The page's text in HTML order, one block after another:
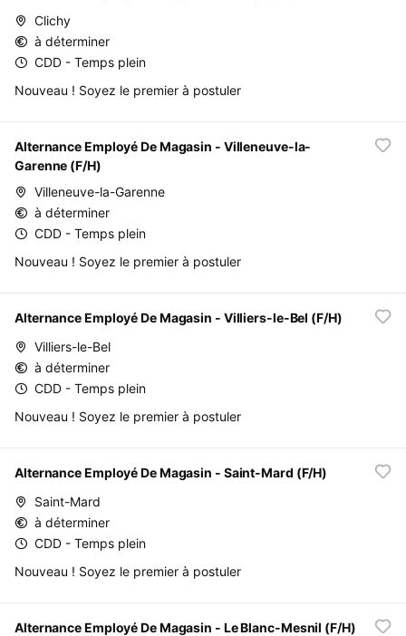
Clichy
à déterminer
CDD - Temps plein
Nouveau ! Soyez le premier à postuler
Alternance Employé De Magasin - Villeneuve-la-
Garenne (F/H)
Villeneuve-la-Garenne
à déterminer
CDD - Temps plein
Nouveau ! Soyez le premier à postuler
Alternance Employé De Magasin - Villiers-le-Bel (F/H)
Villiers-le-Bel
à déterminer
CDD - Temps plein
Nouveau ! Soyez le premier à postuler
Alternance Employé De Magasin - Saint-Mard (F/H)
Saint-Mard
à déterminer
CDD - Temps plein
Nouveau ! Soyez le premier à postuler
Alternance Employé De Magasin - Le Blanc-Mesnil (F/H)